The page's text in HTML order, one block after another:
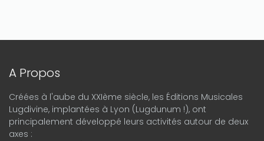
A Propos
Créées à l'aube du XXIème siècle, les Éditions Musicales
Lugdivine, implantées à Lyon (Lugdunum !), ont
principalement développé leurs activités autour de deux
axes :